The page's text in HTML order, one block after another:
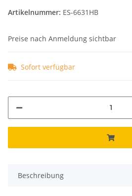
Artikelnummer: ES-6631HB
Preise nach Anmeldung sichtbar
Sofort verfügbar
Beschreibung